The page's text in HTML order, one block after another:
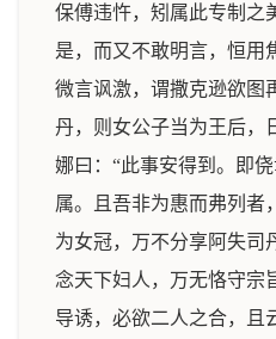
保傅违忤，矧属此专制之
是，而又不敢明言，恒用
微言讽激，谓撒克逊欲图
丹，则女公子当为王后，
娜曰：“此事安得到。即
属。且吾非为惠而弗列者
为女冠，万不分享阿失司
念天下妇人，万无恪守宗
导诱，必欲二人之合，且